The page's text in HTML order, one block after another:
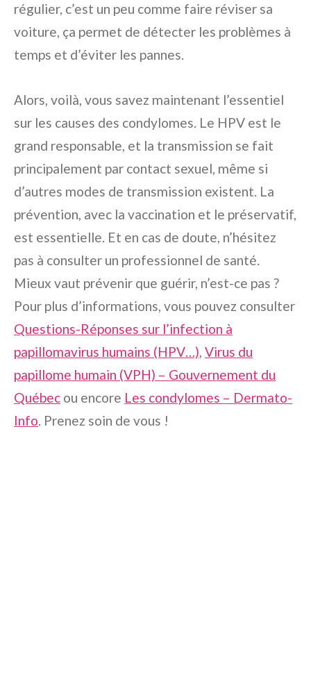
régulier, c’est un peu comme faire réviser sa
voiture, ça permet de détecter les problèmes à
temps et d’éviter les pannes.
Alors, voilà, vous savez maintenant l’essentiel
sur les causes des condylomes. Le HPV est le
grand responsable, et la transmission se fait
principalement par contact sexuel, même si
d’autres modes de transmission existent. La
prévention, avec la vaccination et le préservatif,
est essentielle. Et en cas de doute, n’hésitez
pas à consulter un professionnel de santé.
Mieux vaut prévenir que guérir, n’est-ce pas ?
Pour plus d’informations, vous pouvez consulter
Questions-Réponses sur l’infection à
papillomavirus humains (HPV…), Virus du
papillome humain (VPH) – Gouvernement du
Québec ou encore Les condylomes – Dermato-
Info. Prenez soin de vous !